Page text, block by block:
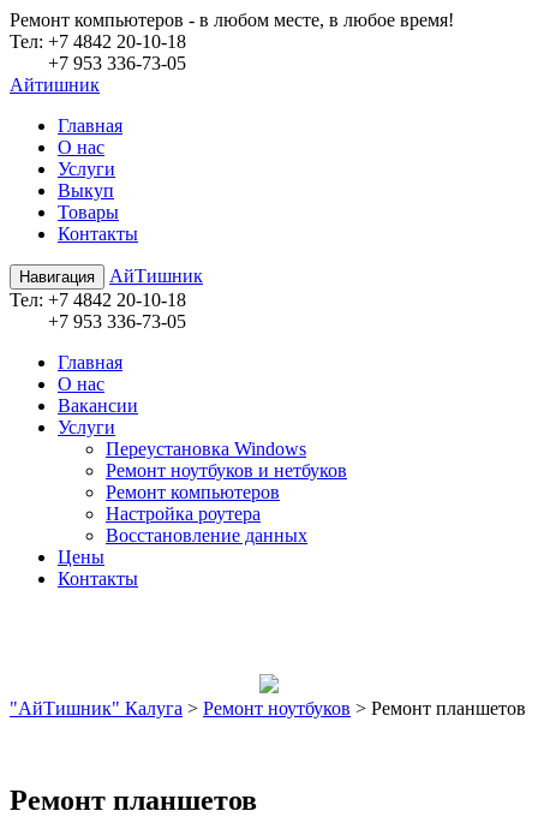
Ремонт компьютеров - в любом месте, в любое время!
Teл: +7 4842 20-10-18
+7 953 336-73-05
Айтишник
Главная
О нас
Услуги
Выкуп
Товары
Контакты
Навигация
АйТишник
Teл: +7 4842 20-10-18
+7 953 336-73-05
Главная
О нас
Вакансии
Услуги
Переустановка Windows
Ремонт ноутбуков и нетбуков
Ремонт компьютеров
Настройка роутера
Восстановление данных
Цены
Контакты
"АйТишник" Калуга > Ремонт ноутбуков > Ремонт планшетов
Ремонт планшетов